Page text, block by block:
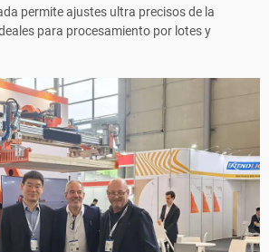
permite ajustes ultra precisos de la
para procesamiento por lotes y